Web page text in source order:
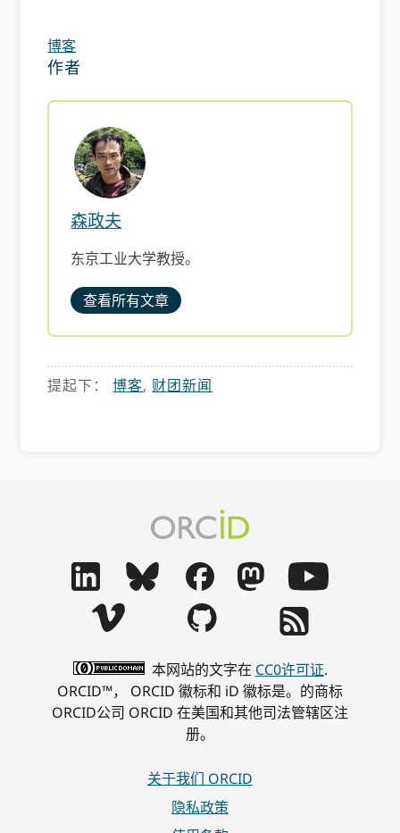
博客
作者
森政夫
东京工业大学教授。
查看所有文章
提起下：博客, 财团新闻
本网站的文字在 CC0许可证.
ORCID™， ORCID 徽标和 iD 徽标是。的商标
ORCID公司 ORCID 在美国和其他司法管辖区注
册。
关于我们 ORCID
隐私政策